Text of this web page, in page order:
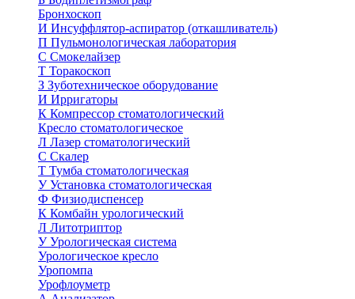
Бронхоскоп
И Инсуффлятор-аспиратор (откашливатель)
П Пульмонологическая лаборатория
С Смокелайзер
Т Торакоскоп
З Зуботехническое оборудование
И Ирригаторы
К Компрессор стоматологический
Кресло стоматологическое
Л Лазер стоматологический
С Скалер
Т Тумба стоматологическая
УУстановка стоматологическая
Ф Физиодиспенсер
К Комбайн урологический
Л Литотриптор
УУрологическая система
Урологическое кресло
Уропомпа
Урофлоуметр